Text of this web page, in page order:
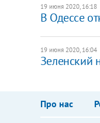
19 июня 2020, 16:18
В Одессе
19 июня 2020, 16:04
Зеленский
Про нас